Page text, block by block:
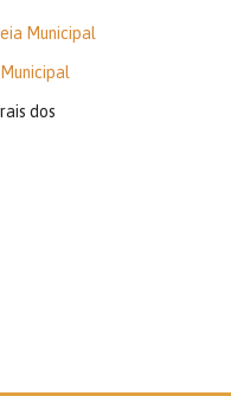
Municipal
dos